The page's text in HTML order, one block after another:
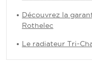
Découvrez la
Rothelec
Le radiateur Tri-